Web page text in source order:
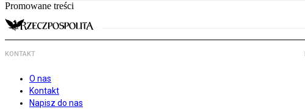
Promowane treści
KONTAKT
O nas
Kontakt
Napisz do nas